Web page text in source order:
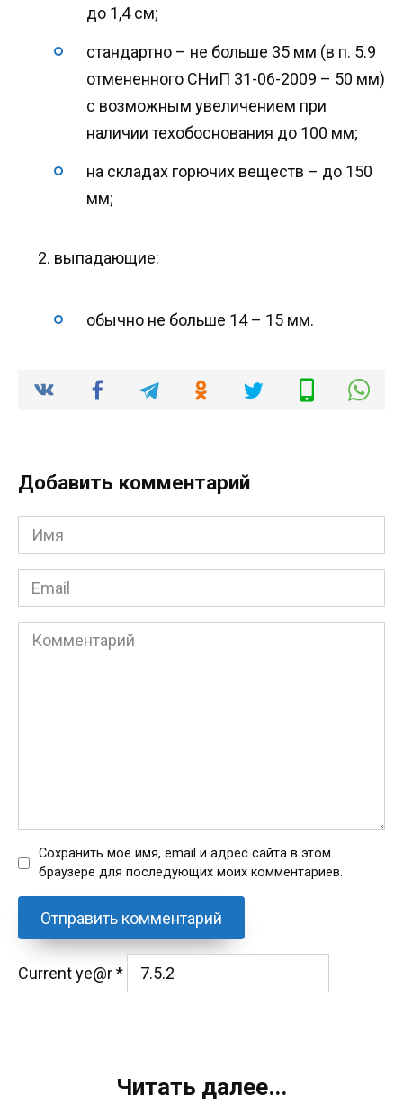
до 1,4 см;
стандартно – не больше 35 мм (в п. 5.9
отмененного СНиП 31-06-2009 – 50 мм)
с возможным увеличением при
наличии техобоснования до 100 мм;
на складах горючих веществ – до 150
мм;
выпадающие:
обычно не больше 14 – 15 мм.
Добавить комментарий
Имя
*
Email
*
Комментарий
Сохранить моё имя, email и адрес сайта в этом
браузере для последующих моих комментариев.
Current ye@r*
Читать далее...